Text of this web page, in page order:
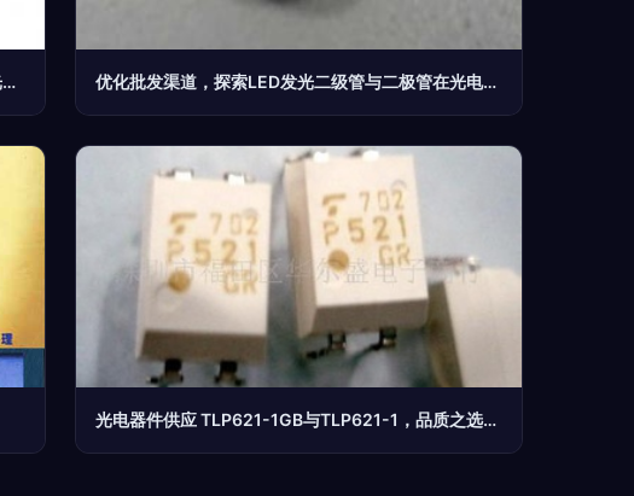
超毅电子供应亿光光电开关ITR8402-F-A 高品质光电器件助力智能制造 优化批发渠道，探索LED发光二级管与二极管在光电器件领域的市场潜力——世界工厂网中国产品信息库赋能供应链升级
光电器件供应 TLP621-1GB与TLP621-1，品质之选尽在深圳